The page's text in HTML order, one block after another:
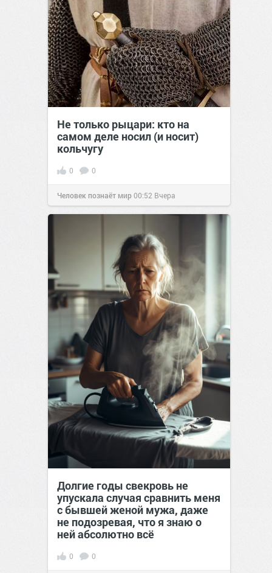
Не только рыцари: кто на
самом деле носил (и носит)
кольчугу
0 0
Человек познаёт мир00:52 Вчера
Долгие годы свекровь не
упускала случая сравнить меня
с бывшей женой мужа, даже
не подозревая, что я знаю о
ней абсолютно всё
0 0